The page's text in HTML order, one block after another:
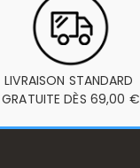
LIVRAISON STANDARD
GRATUITE DÈS 69,00 €